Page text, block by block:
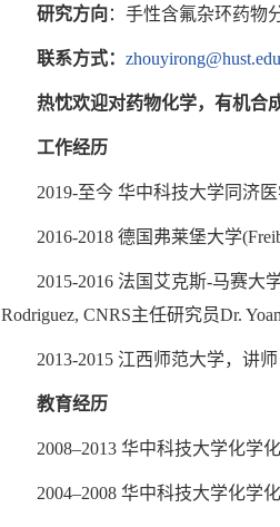
研究方向 ：手性含氟杂环药物
联系方式：
热忱欢迎对药物化学，有机合
工作经历
2019-至今 华中科技大学同济
2016-2018 德国弗莱堡大学
2015-2016 法国艾克斯-马赛大
Rodriguez, CNRS主任研究员Dr.
2013-2015 江西师范大学，讲师
教育经历
2008–2013 华中科技大学化学
2004–2008 华中科技大学化学